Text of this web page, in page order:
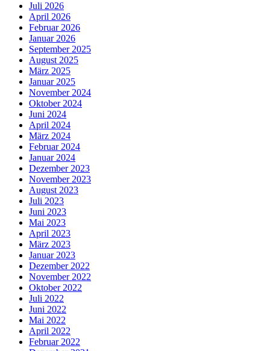
Juli 2026
April 2026
Februar 2026
Januar 2026
September 2025
August 2025
März 2025
Januar 2025
November 2024
Oktober 2024
Juni 2024
April 2024
März 2024
Februar 2024
Januar 2024
Dezember 2023
November 2023
August 2023
Juli 2023
Juni 2023
Mai 2023
April 2023
März 2023
Januar 2023
Dezember 2022
November 2022
Oktober 2022
Juli 2022
Juni 2022
Mai 2022
April 2022
Februar 2022